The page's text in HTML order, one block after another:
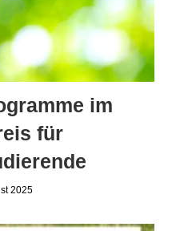
im
für
2025